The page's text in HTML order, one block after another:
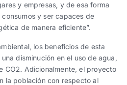
y empresas, y de esa forma
y ser capaces de
de manera eficiente”.
los beneficios de esta
disminución en el uso de agua,
CO2. Adicionalmente, el proyecto
la población con respecto al